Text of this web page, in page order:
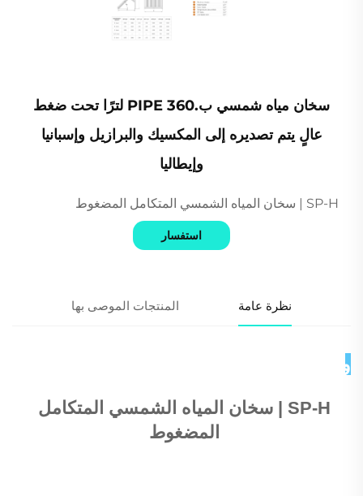
سخان مياه شمسي ب.PIPE 360 لترًا تحت ضغط
عالٍ يتم تصديره إلى المكسيك والبرازيل وإسبانيا
وإيطاليا
SP-H | سخان المياه الشمسي المتكامل المضغوط
استفسار
نظرة عامة المنتجات الموصى بها
وصف المنتج
المضغوط